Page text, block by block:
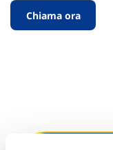
Chiama ora